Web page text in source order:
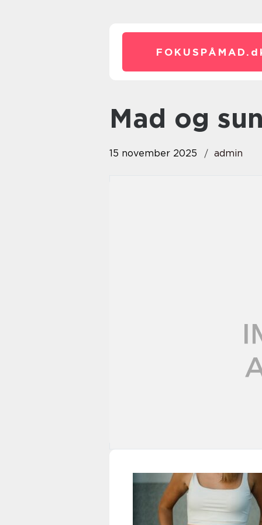
FOKUSPÅMAD.
Mad og
15 november 2025 admin